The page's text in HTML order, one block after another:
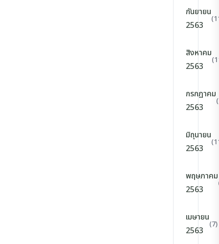
กันยายน
2563
สิงหาคม
2563
กรกฎาคม
2563
มิถุนายน
2563
พฤษภาคม
2563
เมษายน
2563
(7)